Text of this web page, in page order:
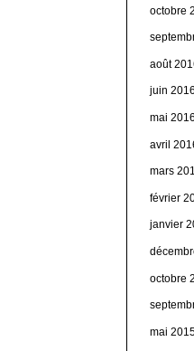
octobre
août
juin 2016
mai 2016
avril
mars
février
janvier
octobre
mai